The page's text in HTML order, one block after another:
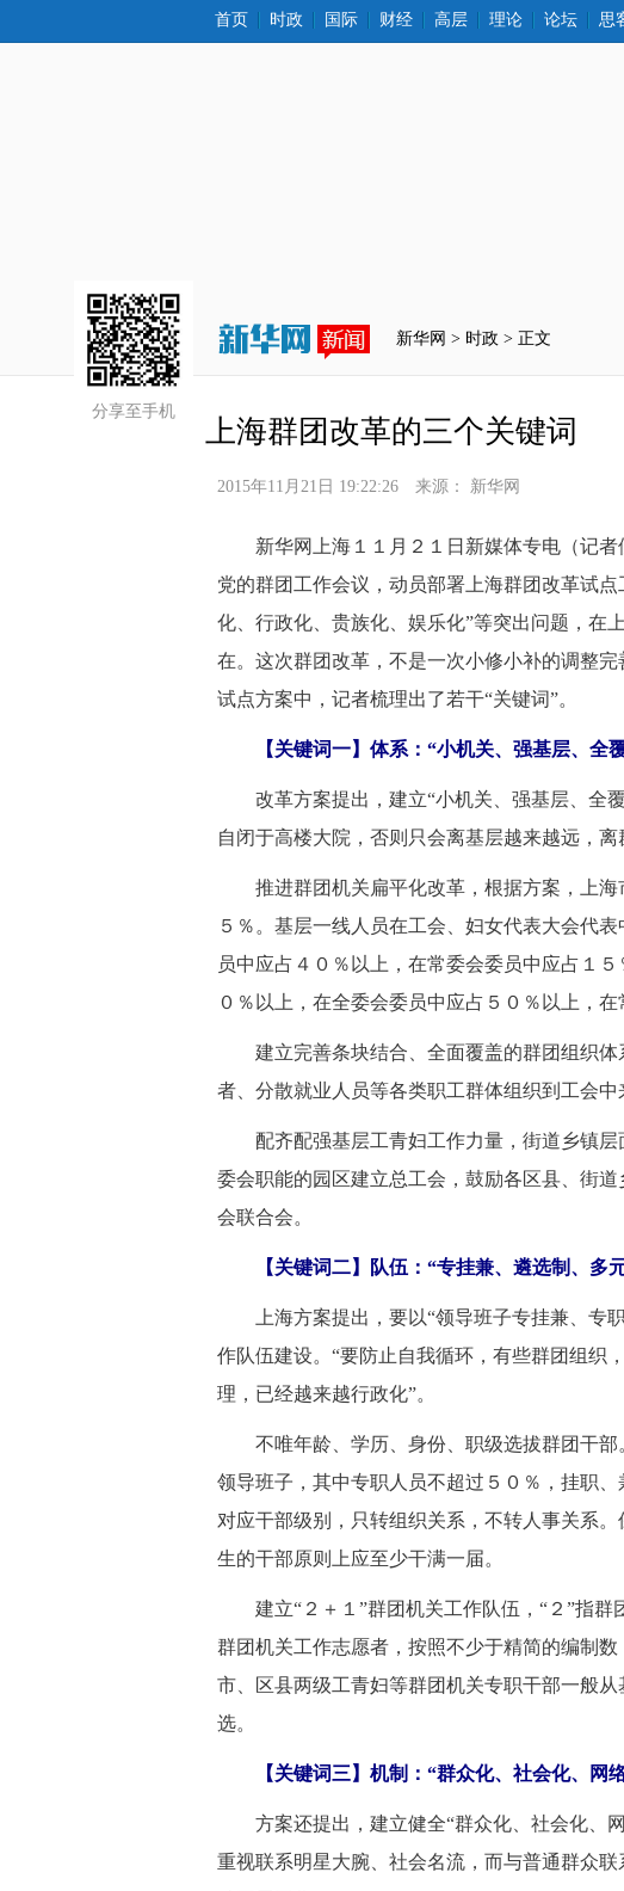
首页 时政 国际 财经 高层 理论 论坛 思
新华网 > 时政 > 正文
分享至手机
上海群团改革的三个关键词
2015年11月21日 19:22:26 来源： 新华网
新华网上海１１月２１日新媒体专电（记者
党的群团工作会议，动员部署上海群团改革试
化、行政化、贵族化、娱乐化”等突出问题，在
在。这次群团改革，不是一次小修小补的调整
试点方案中，记者梳理出了若干“关键词”。
【关键词一】体系：“小机关、强基层、全
改革方案提出，建立“小机关、强基层、全覆
自闭于高楼大院，否则只会离基层越来越远，离
推进群团机关扁平化改革，根据方案，上海
５％。基层一线人员在工会、妇女代表大会代
员中应占４０％以上，在常委会委员中应占１
０％以上，在全委会委员中应占５０％以上，在
建立完善条块结合、全面覆盖的群团组织体
者、分散就业人员等各类职工群体组织到工会中
配齐配强基层工青妇工作力量，街道乡镇层
委会职能的园区建立总工会，鼓励各区县、街
会联合会。
【关键词二】队伍：“专挂兼、遴选制、多
上海方案提出，要以“领导班子专挂兼、专职
作队伍建设。“要防止自我循环，有些群团组织
理，已经越来越行政化”。
不唯年龄、学历、身份、职级选拔群团干部
领导班子，其中专职人员不超过５０％，挂职
对应干部级别，只转组织关系，不转人事关系
生的干部原则上应至少干满一届。
建立“２＋１”群团机关工作队伍，“２”指群
群团机关工作志愿者，按照不少于精简的编制数
市、区县两级工青妇等群团机关专职干部一般
选。
【关键词三】机制：“群众化、社会化、网
方案还提出，建立健全“群众化、社会化、网
重视联系明星大腕、社会名流，而与普通群众